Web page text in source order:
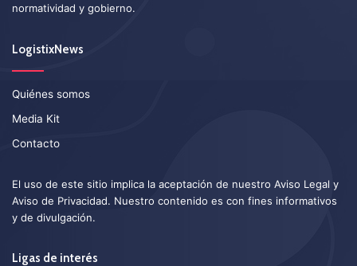
normatividad y gobierno.
LogistixNews
Quiénes somos
Media Kit
Contacto
El uso de este sitio implica la aceptación de nuestro Aviso Legal y
Aviso de Privacidad. Nuestro contenido es con fines informativos
y de divulgación.
Ligas de interés